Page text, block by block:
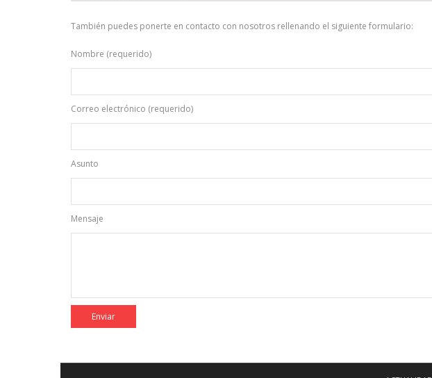
También puedes ponerte en contacto con nosotros rellenando el siguiente formulario:
Nombre (requerido)
Correo electrónico (requerido)
Asunto
Mensaje